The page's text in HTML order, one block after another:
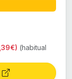
(habitual